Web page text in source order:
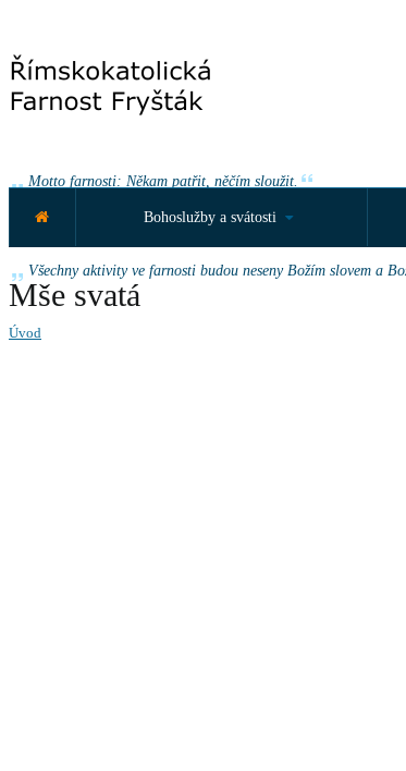
Motto farnosti: Někam patřit, něčím sloužit.
Roční motto farnosti: „Vy také vydávejte svědectví, protože
Všechny aktivity ve farnosti budou neseny Božím slovem a
Bohoslužby a svátosti
Mše svatá
Úvod